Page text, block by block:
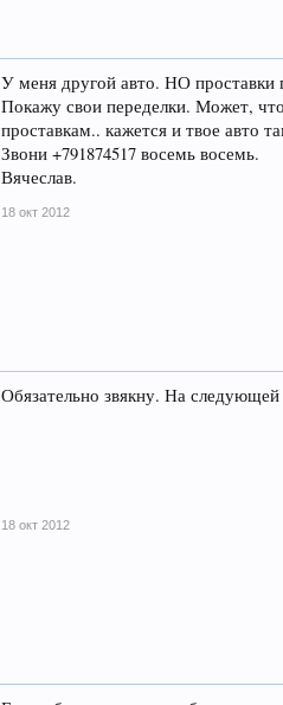
У меня другой авто. НО проставки
Покажу свои переделки. Может,
проставкам.. кажется и твое авто
Звони +791874517 восемь восемь.
Вячеслав.
18 окт 2012
Обязательно звякну. На
18 окт 2012